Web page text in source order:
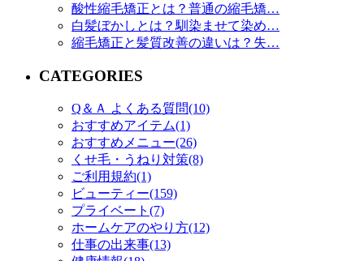
酸性縮毛矯正とは？普通の縮毛矯…
白髪ぼかしとは？馴染ませて染め…
縮毛矯正と髪質改善の違いは？失…
CATEGORIES
Q＆Ａ よくある質問(10)
おすすめアイテム(1)
おすすめメニュー(26)
くせ毛・うねり対策(8)
ご利用規約(1)
ビューティー(159)
プライベート(7)
ホームケアのやり方(12)
仕事の出来事(13)